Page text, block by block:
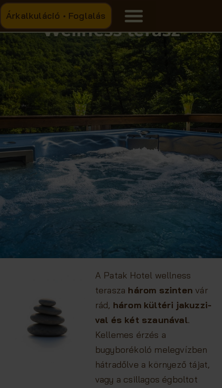
Árkalkuláció • Foglalás
Wellness terasz
A Patak Hotel wellness
terasza három szinten vár
rád, három kültéri jakuzzi-
val és két szaunával.
Kellemes érzés a
bugyborékoló melegvízben
hátradőlve a környező tájat,
vagy a csillagos égboltot